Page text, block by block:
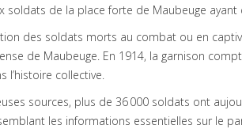
soldats de la place forte de Maubeuge
des soldats morts au combat ou en
de Maubeuge. En 1914, la garnison
l’histoire collective.
sources, plus de 36 000 soldats ont
les informations essentielles sur le